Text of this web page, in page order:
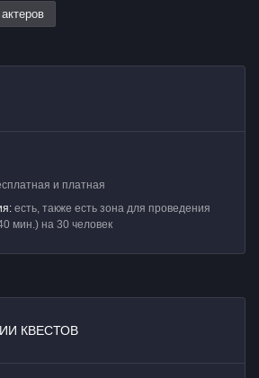
и платная
есть, также есть зона для проведения
мин.) на 30 человек
КВЕСТОВ